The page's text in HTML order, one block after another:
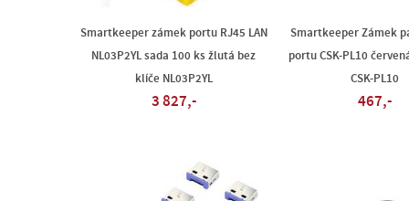
Smartkeeper zámek portu RJ45 LAN
NL03P2YL sada 100 ks žlutá bez
klíče NL03P2YL
3 827,-
Smartkeeper Zámek
portu CSK-PL10
CSK-PL10
467,-